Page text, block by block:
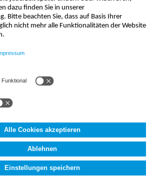
9191-794
9191-955
2,D-75031 Eppingen, Deutschland